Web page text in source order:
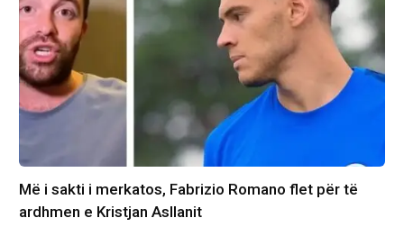
Më i sakti i merkatos, Fabrizio Romano flet për të
ardhmen e Kristjan Asllanit